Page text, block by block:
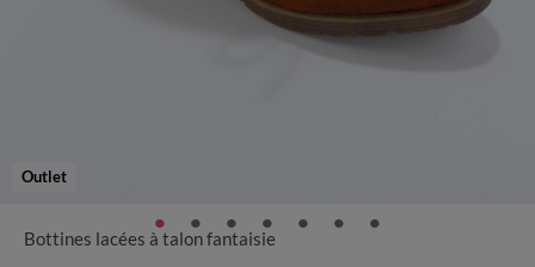
Outlet
Bottines lacées à talon fantaisie